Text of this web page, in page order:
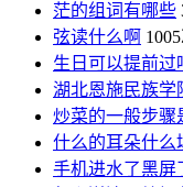
茫的组词有哪些
弦读什么啊
生日可以提前过
湖北恩施民族学
炒菜的一般步骤
什么的耳朵什么
手机进水了黑屏